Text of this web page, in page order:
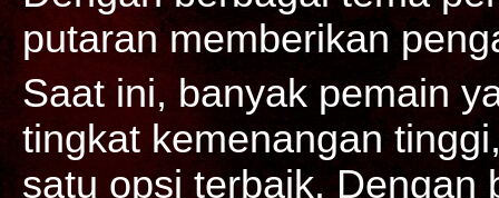
putaran memberikan
Saat ini, banyak pemain
tingkat kemenangan
satu opsi terbaik. Dengan